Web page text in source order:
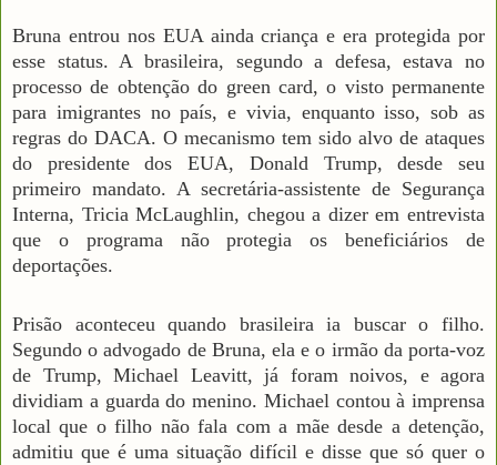
Bruna entrou nos EUA ainda criança e era protegida por
esse status. A brasileira, segundo a defesa, estava no
processo de obtenção do green card, o visto permanente
para imigrantes no país, e vivia, enquanto isso, sob as
regras do DACA. O mecanismo tem sido alvo de ataques
do presidente dos EUA, Donald Trump, desde seu
primeiro mandato. A secretária-assistente de Segurança
Interna, Tricia McLaughlin, chegou a dizer em entrevista
que o programa não protegia os beneficiários de
deportações.
Prisão aconteceu quando brasileira ia buscar o filho.
Segundo o advogado de Bruna, ela e o irmão da porta-voz
de Trump, Michael Leavitt, já foram noivos, e agora
dividiam a guarda do menino. Michael contou à imprensa
local que o filho não fala com a mãe desde a detenção,
admitiu que é uma situação difícil e disse que só quer o